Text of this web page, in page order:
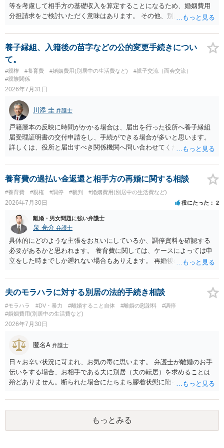
等を考慮して相手方の基礎収入を算定することになるため、婚姻費用
分担請求をご検討いただく意味はあります。 その他、別居の経緯、質
て、ご検討いただくのが良いかと思います。
養子縁組、入籍後の苗字などの公的変更手続きについ
て。
#親権 #養育費 #婚姻費用(別居中の生活費など)
#親子交流（面会交流）
#親族関係
2026年7月31日
川添 圭 弁護士
戸籍謄本の反映に時間がかかる場合は、届出を行った役所へ養子縁組
届受理証明書の交付申請をし、手続ができる場合が多いと思います。
詳しくは、役所と届出すべき関係機関へ問い合わせてください。
養育費の過払い金返還と相手方の再婚に関する相談
#養育費 #親権 #調停 #裁判 #婚姻費用(別居中の生活費など)
2026年7月30日 役にたった 2
離婚・男女問題に強い弁護士
泉 亮介 弁護士
具体的にどのような主張をお互いにしているか、調停資料を確認する
必要があるかと思われます。 養育費に関しては、ケースによっては申
立をした時までしか遡れない場合もありえます。 再婚後の相手方の行
養育費に関するやりとり等があればそちらについても確認する必要が
あるでしょう。 公開相談の場での回答よりも個別に弁護士にご相談さ
夫のモラハラに対する別居の法的手続き相談
#モラハラ #DV・暴力 #離婚すること自体 #離婚の慰謝料
#調停
#婚姻費用(別居中の生活費など)
2026年7月30日
匿名A 弁護士
日々お辛い状況に苛まれ、お気の毒に思います。 弁護士が離婚のお手
伝いをする場合、お相手である夫に別居（夫の転居）を求めることは
殆どありません。断られた場合にたちまち膠着状態に陥ってしまうの
高いためです。 実務的には、ご相談者さまが転居する形で離婚協議等
を進める選択を採らざるを得ないことが圧倒的多数です。
もっとみる